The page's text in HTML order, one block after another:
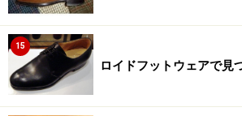
15
ロイドフットウェアで見